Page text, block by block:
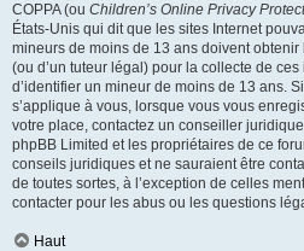
COPPA (ou Children’s Online Privacy
États-Unis qui dit que les sites Internet
mineurs de moins de 13 ans doivent
(ou d’un tuteur légal) pour la collecte de
d’identifier un mineur de moins de 13 ans.
s’applique à vous, lorsque vous vous
votre place, contactez un conseiller
phpBB Limited et les propriétaires de ce
conseils juridiques et ne sauraient être
de toutes sortes, à l’exception de celles
contacter pour les abus ou les questions
Haut